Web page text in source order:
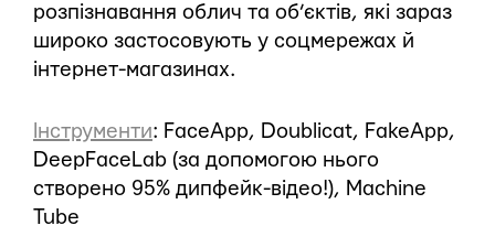
розпізнавання облич та об’єктів, які зараз
широко застосовують у соцмережах й
інтернет-магазинах.
Інструменти: FaceApp, Doublicat, FakeApp,
DeepFaceLab (за допомогою нього
створено 95% дипфейк-відео!), Machine
Tube